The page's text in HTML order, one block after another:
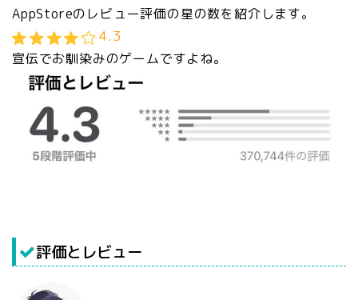
AppStoreのレビュー評価の星の数を紹介します。
4.3
宣伝でお馴染みのゲームですよね。
評価とレビュー